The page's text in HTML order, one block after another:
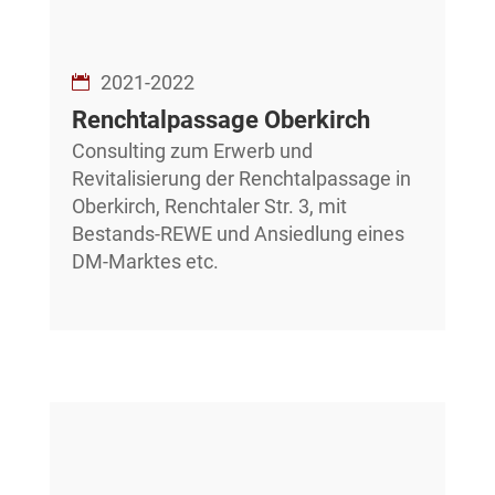
2021-2022
Renchtalpassage Oberkirch
Consulting zum Erwerb und
Revitalisierung der Renchtalpassage in
Oberkirch, Renchtaler Str. 3, mit
Bestands-REWE und Ansiedlung eines
DM-Marktes etc.